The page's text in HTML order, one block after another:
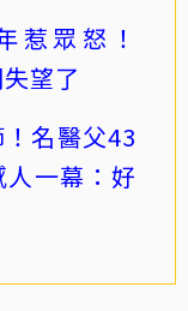
惹眾怒！
望了
名醫父43
一幕：好